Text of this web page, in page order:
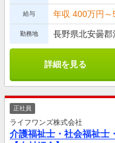
給与 年収 400万円～
勤務地 長野県北安曇郡
詳細を見る
正社員
ライフワンズ株式会社
介護福祉士・社会福祉士